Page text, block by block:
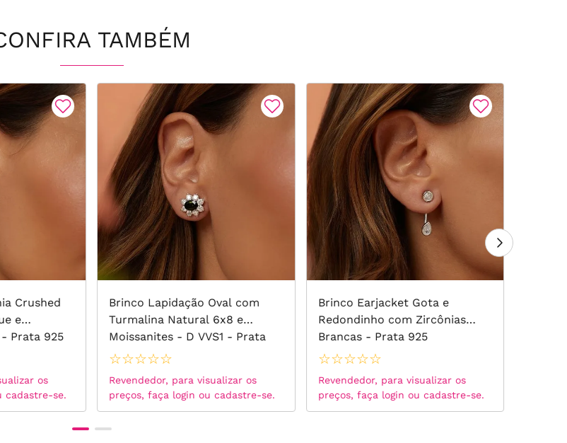
TAMBÉM
Crushed
e
Prata 925
os
cadastre-se.
Brinco Lapidação Oval com
Turmalina Natural 6x8 e
Moissanites - D VVS1 - Prata
925
☆☆☆☆☆
Revendedor, para visualizar os
preços, faça login ou cadastre-se.
Brinco Earjacket Gota e
Redondinho com Zircônias
Brancas - Prata 925
☆☆☆☆☆
Revendedor, para visualizar os
preços, faça login ou cadastre-se.